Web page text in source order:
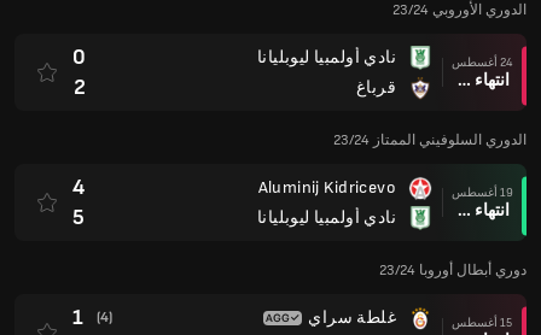
الدوري الأوروبي 23/24
24 أغسطس
انتهاء وقت المباراة
نادي أولمبيا ليوبليانا
قرباغ
0
2
الدوري السلوفيني الممتاز 23/24
19 أغسطس
انتهاء وقت المباراة
Aluminij Kidricevo
نادي أولمبيا ليوبليانا
4
5
دوري أبطال أوروبا 23/24
15 أغسطس
غلطة سراي
(4)
1